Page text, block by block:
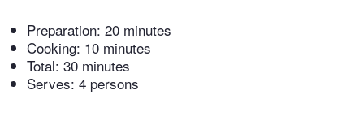
Preparation: 20 minutes
Cooking: 10 minutes
Total: 30 minutes
Serves: 4 persons